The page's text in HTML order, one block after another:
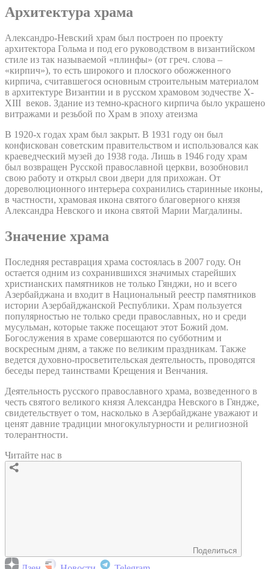
Архитектура храма
Александро-Невский храм был построен по проекту
архитектора Гольма и под его руководством в византийском
стиле из так называемой «плинфы» (от греч. слова –
«кирпич»), то есть широкого и плоского обожженного
кирпича, считавшегося основным строительным материалом
в архитектуре Византии и в русском храмовом зодчестве X-
XIII веков. Здание из темно-красного кирпича было украшено
витражами и резьбой по Храм в эпоху атеизма
В 1920-х годах храм был закрыт. В 1931 году он был
конфискован советским правительством и использовался как
краеведческий музей до 1938 года. Лишь в 1946 году храм
был возвращен Русской православной церкви, возобновил
свою работу и открыл свои двери для прихожан. От
дореволюционного интерьера сохранились старинные иконы,
в частности, храмовая икона святого благоверного князя
Александра Невского и икона святой Марии Магдалины.
Значение храма
Последняя реставрация храма состоялась в 2007 году. Он
остается одним из сохранившихся значимых старейших
христианских памятников не только Гянджи, но и всего
Азербайджана и входит в Национальный реестр памятников
истории Азербайджанской Республики. Храм пользуется
популярностью не только среди православных, но и среди
мусульман, которые также посещают этот Божий дом.
Богослужения в храме совершаются по субботним и
воскресным дням, а также по великим праздникам. Также
ведется духовно-просветительская деятельность, проводятся
беседы перед таинствами Крещения и Венчания.
Деятельность русского православного храма, возведенного в
честь святого великого князя Александра Невского в Гяндже,
свидетельствует о том, насколько в Азербайджане уважают и
ценят давние традиции многокультурности и религиозной
толерантности.
Читайте нас в
Поделиться